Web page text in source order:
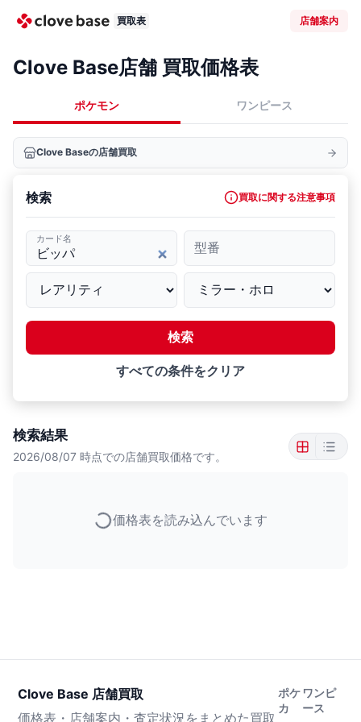
買取表 店舗案内
Clove Base店舗 買取価格表
ポケモン ワンピース
Clove Baseの店舗買取
検索 買取に関する注意事項
カード名
型番
検索
すべての条件をクリア
検索結果
2026/08/07 時点での店舗買取価格です。
価格表を読み込んでいます
Clove Base 店舗買取
価格表・店舗案内・査定状況をまとめた買取
ポケ
カ
ワンピ
ース